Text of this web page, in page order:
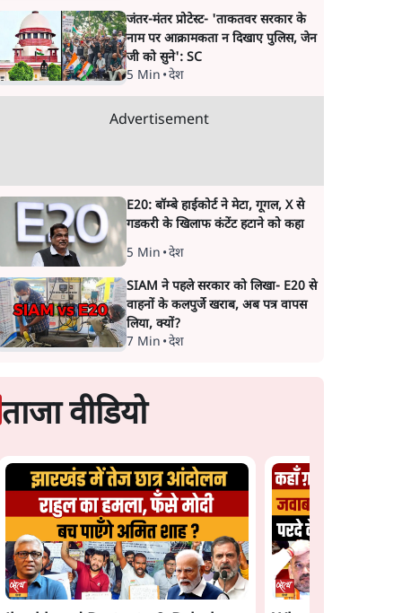
Satya Hindi News
जंतर-मंतर प्रोटेस्ट- 'ताकतवर सरकार के
नाम पर आक्रामकता न दिखाए पुलिस, जेन
जी को सुने': SC
5 Min •देश
Advertisement
E20: बॉम्बे हाईकोर्ट ने मेटा, गूगल, X से
गडकरी के खिलाफ कंटेंट हटाने को कहा
5 Min •देश
SIAM ने पहले सरकार को लिखा- E20 से
वाहनों के कलपुर्जे खराब, अब पत्र वापस
लिया, क्यों?
7 Min •देश
ताजा वीडियो